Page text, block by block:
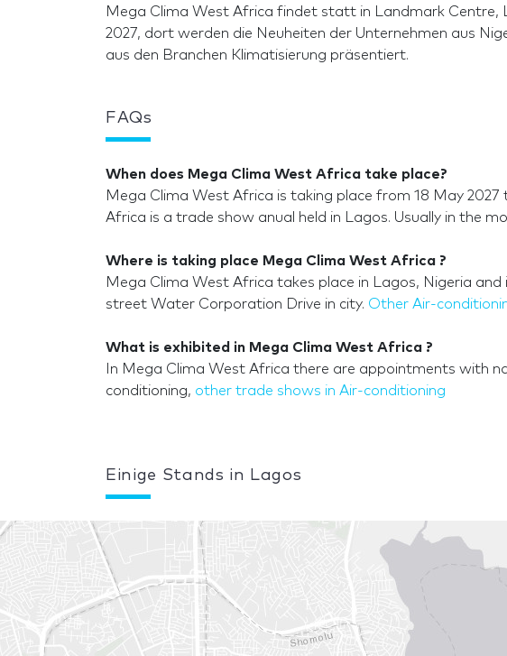
Mega Clima West Africa findet statt in Landmark Centre,
2027, dort werden die Neuheiten der Unternehmen aus
aus den Branchen Klimatisierung präsentiert.
FAQs
When does Mega Clima West Africa take place?
Mega Clima West Africa is taking place from 18 May
Africa is a trade show anual held in Lagos. Usually in the
Where is taking place Mega Clima West Africa ?
Mega Clima West Africa takes place in Lagos, Nigeria
street Water Corporation Drive in city. Other Air-
What is exhibited in Mega Clima West Africa ?
In Mega Clima West Africa there are appointments with
conditioning, other trade shows in Air-conditioning
Einige Stands in Lagos